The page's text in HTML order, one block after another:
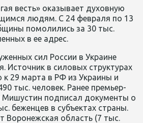
весть» оказывает духовную
людям. С 24 февраля по 13
помолились за 30 тыс.
в ее адрес.
сил России в Украине
Источник в силовых структурах
к 29 марта в РФ из Украины и
тыс. человек. Ранее премьер-
подписал документы о
беженцев в субъектах страны.
Воронежская область (7 тыс.